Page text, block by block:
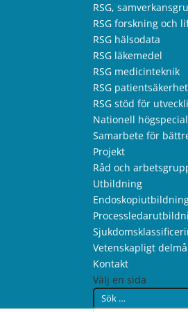
RSG,
RSG forskning och
RSG hälsodata
RSG läkemedel
RSG medicinteknik
RSG patientsäkerhet
RSG stöd för
Nationell
Samarbete för
Projekt
Råd och
Utbildning
Vetenskapligt
Kontakt
Välj en sida